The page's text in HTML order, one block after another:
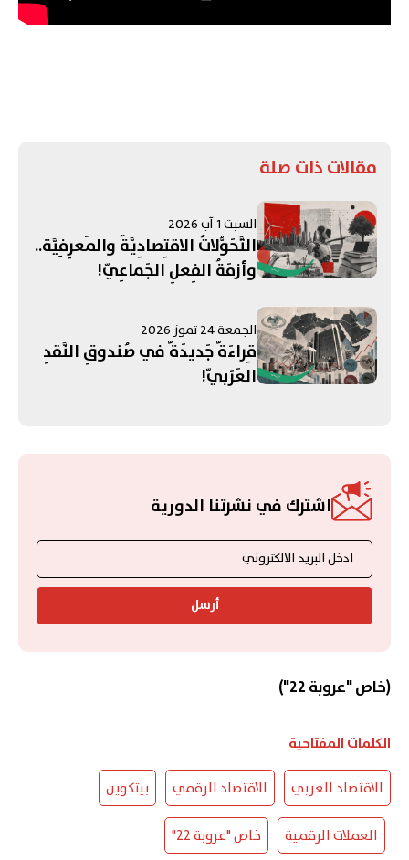
مقالات ذات صلة
السبت 1 آب 2026
التَّحَوُّلاتُ الاقتِصادِيَّةُ والمَعرِفِيَّة..
وأزمَةُ الفِعلِ الجَماعِيّ!
الجمعة 24 تموز 2026
قِراءَةٌ جَديدَةٌ في صُندوقِ النَّقدِ
العَرَبيّ!
اشترك في نشرتنا الدورية
أرسل
(خاص "عروبة 22")
الكلمات المفتاحية
الاقتصاد العربي الاقتصاد الرقمي بيتكوين
العملات الرقمية خاص "عروبة 22"